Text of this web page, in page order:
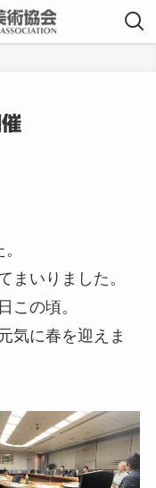
まいりました。
この頃。
気に春を迎えま